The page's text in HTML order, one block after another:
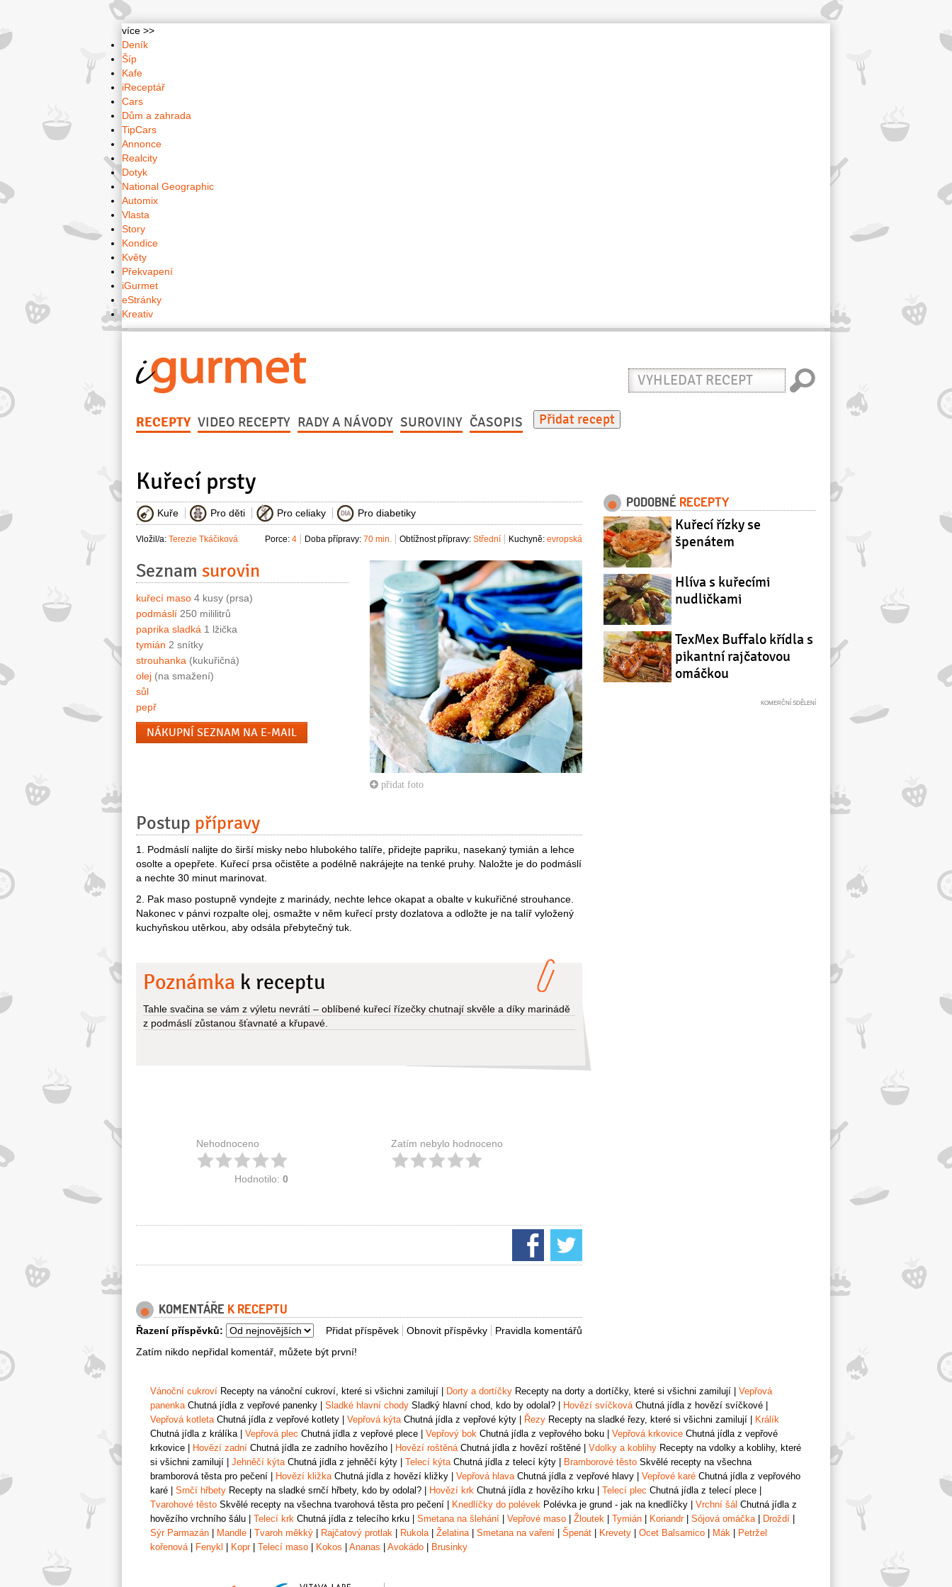
více >>
Deník
Šíp
Kafe
iReceptář
Cars
Dům a zahrada
TipCars
Annonce
Realcity
Dotyk
National Geographic
Automix
Vlasta
Story
Kondice
Květy
Překvapení
iGurmet
eStránky
Kreativ
Vyhledat
recept
RECEPTY VIDEO RECEPTY RADY A NÁVODY SUROVINY ČASOPIS Přidat recept
Kuřecí prsty
Kuře Pro děti Pro celiaky Pro diabetiky
Vložil/a: Terezie Tkáčiková Kuchyně: evropská
Obtížnost přípravy: Střední
Doba přípravy: 70 min.
Porce: 4
přidat foto
Seznam surovin
kuřecí maso 4 kusy (prsa)
podmáslí 250 mililitrů
paprika sladká 1 lžička
tymián 2 snítky
strouhanka (kukuřičná)
olej (na smažení)
sůl
pepř
NÁKUPNÍ SEZNAM NA E-MAIL
Postup přípravy
1. Podmáslí nalijte do širší misky nebo hlubokého talíře, přidejte papriku, nasekaný tymián a lehce
osolte a opepřete. Kuřecí prsa očistěte a podélně nakrájejte na tenké pruhy. Naložte je do podmáslí
a nechte 30 minut marinovat.
2. Pak maso postupně vyndejte z marinády, nechte lehce okapat a obalte v kukuřičné strouhance.
Nakonec v pánvi rozpalte olej, osmažte v něm kuřecí prsty dozlatova a odložte je na talíř vyložený
kuchyňskou utěrkou, aby odsála přebytečný tuk.
Poznámka k receptu
Tahle svačina se vám z výletu nevrátí – oblíbené kuřecí řízečky chutnají skvěle a díky marinádě
z podmáslí zůstanou šťavnaté a křupavé.
Nehodnoceno
Hodnotilo: 0
Zatím nebylo hodnoceno
KOMENTÁŘE K RECEPTU
Pravidla komentářů
Obnovit příspěvky
Přidat příspěvek
Řazení příspěvků:
Zatím nikdo nepřidal komentář, můžete být první!
PODOBNÉ RECEPTY
Kuřecí řízky se
špenátem
Hlíva s kuřecími
nudličkami
TexMex Buffalo křídla s
pikantní rajčatovou
omáčkou
Vánoční cukroví Recepty na vánoční cukroví, které si všichni zamilují Dorty a dortíčky Recepty na dorty a dortíčky, které si všichni zamilují
Vepřová
panenkaChutná jídla z vepřové panenky Sladké hlavní chody Sladký hlavní chod, kdo by odolal? Hovězí svíčkováChutná jídla z hovězí svíčkové
Vepřová kotletaChutná jídla z vepřové kotlety Vepřová kýtaChutná jídla z vepřové kýty Řezy Recepty na sladké řezy, které si všichni zamilují
Králík
Chutná jídla z králíka| Vepřová plec Chutná jídla z vepřové plece Vepřový bok Chutná jídla z vepřového boku Vepřová krkovice Chutná jídla z vepřové
krkovice
Hovězí zadní Chutná jídla ze zadního hovězího Hovězí roštěnáChutná jídla z hovězí roštěné Vdolky a koblihy Recepty na vdolky a koblihy, které
si všichni zamilují
Jehněčí kýtaChutná jídla z jehněčí kýty Telecí kýtaChutná jídla z telecí kýty Bramborové těsto Skvělé recepty na všechna
bramborová těsta pro pečení
Hovězí kližkaChutná jídla z hovězí kližky Vepřová hlavaChutná jídla z vepřové hlavy Vepřové karé Chutná jídla z vepřového
karé
Srnčí hřbety Recepty na sladké srnčí hřbety, kdo by odolal? Hovězí krk Chutná jídla z hovězího krku Telecí plec Chutná jídla z telecí plece
Tvarohové těsto Skvělé recepty na všechna tvarohová těsta pro pečení Knedlíčky do polévek Polévka je grund - jak na knedlíčky Vrchní šál Chutná jídla z
hovězího vrchního šálu
Telecí krk Chutná jídla z telecího krku Smetana na šlehání Vepřové maso Žloutek Tymián Koriandr| Sójová omáčka| Droždí
Sýr Parmazán
Mandle Tvaroh měkký Rajčatový protlak Rukola| Želatina| Smetana na vaření Špenát Krevety Ocet Balsamico Mák
Petržel
kořenová| Fenykl Kopr| Telecí maso Kokos Ananas Avokádo Brusinky